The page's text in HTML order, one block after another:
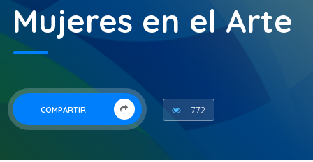
Mujeres en el Arte
COMPARTIR 772